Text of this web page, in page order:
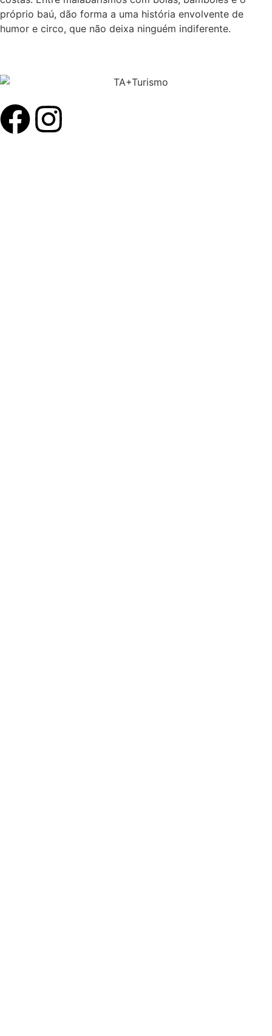
próprio baú, dão forma a uma história envolvente de
humor e circo, que não deixa ninguém indiferente.